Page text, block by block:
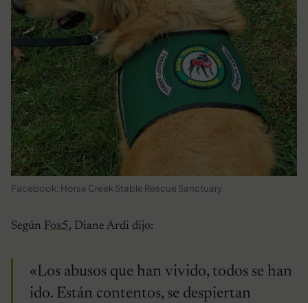
Facebook: Horse Creek Stable Rescue Sanctuary
Según Fox5, Diane Ardi dijo:
«Los abusos que han vivido, todos se han
ido. Están contentos, se despiertan